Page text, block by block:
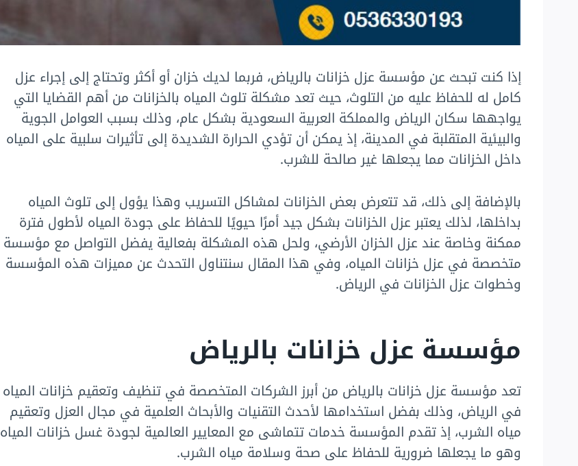
إذا كنت تبحث عن مؤسسة عزل خزانات بالرياض، فربما لديك خزان أو أكثر وتحتاج إلى إجراء عزل
كامل له للحفاظ عليه من التلوث، حيث تعد مشكلة تلوث المياه بالخزانات من أهم القضايا التي
يواجهها سكان الرياض والمملكة العربية السعودية بشكل عام، وذلك بسبب العوامل الجوية
والبيئية المتقلبة في المدينة، إذ يمكن أن تؤدي الحرارة الشديدة إلى تأثيرات سلبية على المياه
داخل الخزانات مما يجعلها غير صالحة للشرب.
بالإضافة إلى ذلك، قد تتعرض بعض الخزانات لمشاكل التسريب وهذا يؤول إلى تلوث المياه
بداخلها، لذلك يعتبر عزل الخزانات بشكل جيد أمرًا حيويًا للحفاظ على جودة المياه لأطول فترة
ممكنة وخاصة عند عزل الخزان الأرضي، ولحل هذه المشكلة بفعالية يفضل التواصل مع مؤسسة
متخصصة في عزل خزانات المياه، وفي هذا المقال سنتناول التحدث عن مميزات هذه المؤسسة
وخطوات عزل الخزانات في الرياض.
مؤسسة عزل خزانات بالرياض
تعد مؤسسة عزل خزانات بالرياض من أبرز الشركات المتخصصة في تنظيف وتعقيم خزانات المياه
في الرياض، وذلك بفضل استخدامها لأحدث التقنيات والأبحاث العلمية في مجال العزل وتعقيم
مياه الشرب، إذ تقدم المؤسسة خدمات تتماشى مع المعايير العالمية لجودة غسل خزانات المياه
وهو ما يجعلها ضرورية للحفاظ على صحة وسلامة مياه الشرب.